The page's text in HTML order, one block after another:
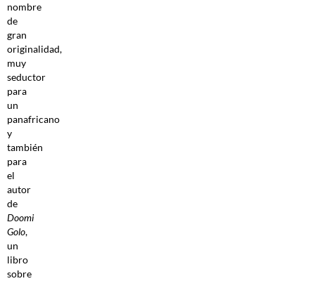
nombre
de
gran
originalidad,
muy
seductor
para
un
panafricano
y
también
para
el
autor
de
Doomi
Golo,
un
libro
sobre